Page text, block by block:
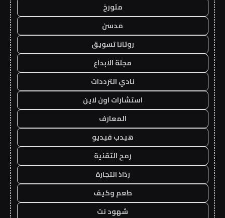
متورخ
مدسن
روتانا تسويق
مجلة الابداع
نادي الترددات
استشارات اون لاين
المعارف
هيدب فيديو
رمح التقنية
رذاذ التجارة
طعم وكيف
شهود نت